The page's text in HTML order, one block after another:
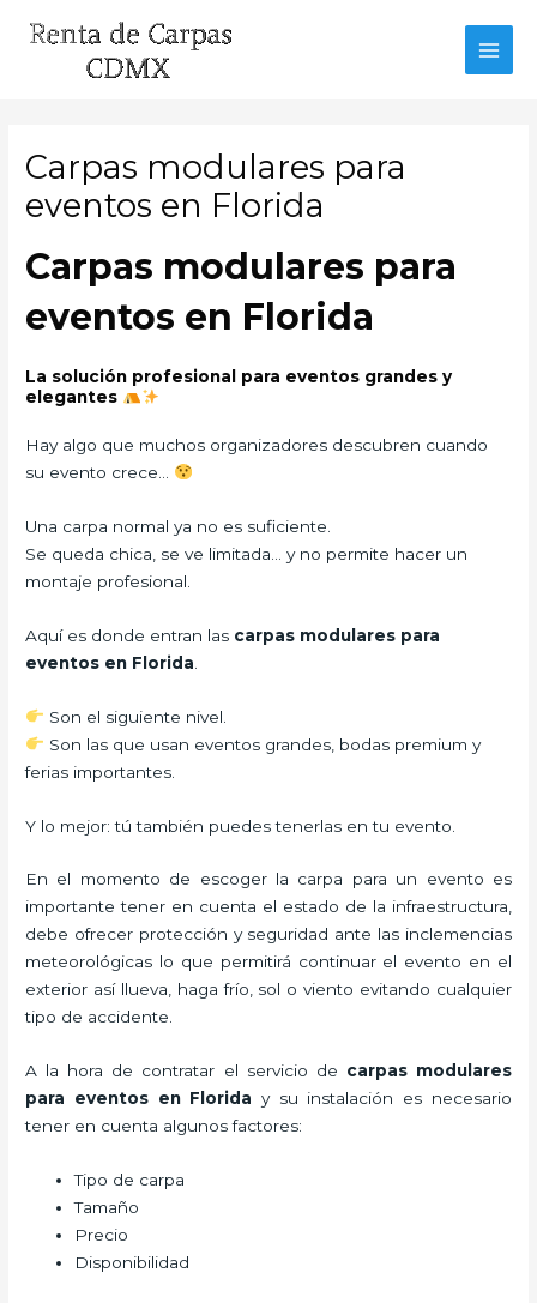
Carpas modulares para
eventos en Florida
Carpas modulares para
eventos en Florida
La solución profesional para eventos grandes y
elegantes
Hay algo que muchos organizadores descubren cuando
su evento crece…
Una carpa normal ya no es suficiente.
Se queda chica, se ve limitada… y no permite hacer un
montaje profesional.
Aquí es donde entran las carpas modulares para
eventos en Florida
Son el siguiente nivel.
Son las que usan eventos grandes, bodas premium y
ferias importantes.
Y lo mejor: tú también puedes tenerlas en tu evento.
En el momento de escoger la carpa para un evento es
importante tener en cuenta el estado de la infraestructura,
debe ofrecer protección y seguridad ante las inclemencias
meteorológicas lo que permitirá continuar el evento en el
exterior así llueva, haga frío, sol o viento evitando cualquier
tipo de accidente.
A la hora de contratar el servicio de carpas modulares
para eventos en Florida y su instalación es necesario
tener en cuenta algunos factores:
Tipo de carpa
Tamaño
Precio
Disponibilidad